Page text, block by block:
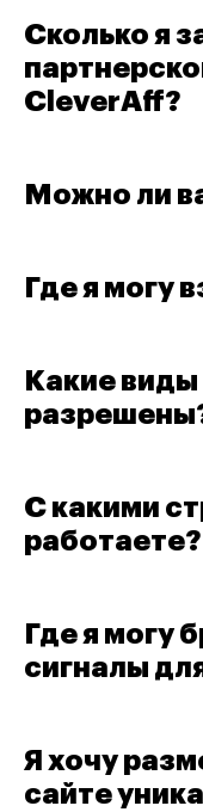
Сколько я
CleverAff?
Можно ли
Где я могу
Какие
С какими
работаете?
Где я могу
сигналы
Я хочу
сайте